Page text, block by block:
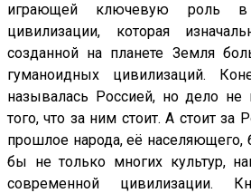
играющей ключевую роль в
цивилизации, которая
созданной на планете Земля
гуманоидных цивилизаций.
называлась Россией, но дело не
того, что за ним стоит. А стоит за
прошлое народа, её населяющего,
бы не только многих культур,
современной цивилизации.